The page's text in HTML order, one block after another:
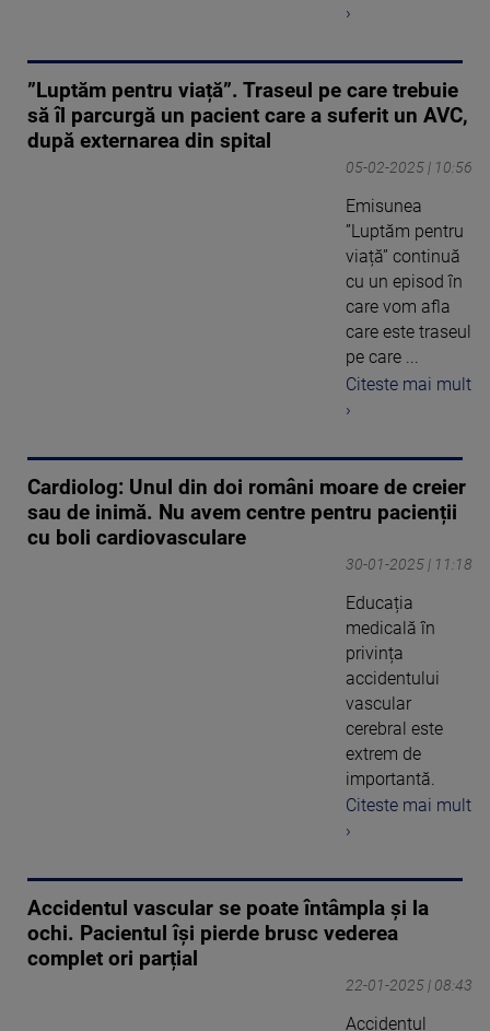
›
”Luptăm pentru viață”. Traseul pe care trebuie
să îl parcurgă un pacient care a suferit un AVC,
după externarea din spital
05-02-2025 | 10:56
Emisunea
”Luptăm pentru
viață” continuă
cu un episod în
care vom afla
care este traseul
pe care ...
Citeste mai mult
›
Cardiolog: Unul din doi români moare de creier
sau de inimă. Nu avem centre pentru pacienții
cu boli cardiovasculare
30-01-2025 | 11:18
Educația
medicală în
privința
accidentului
vascular
cerebral este
extrem de
importantă.
Citeste mai mult
›
Accidentul vascular se poate întâmpla și la
ochi. Pacientul își pierde brusc vederea
complet ori parțial
22-01-2025 | 08:43
Accidentul